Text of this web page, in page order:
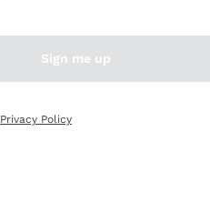
Sign me up
Privacy Policy